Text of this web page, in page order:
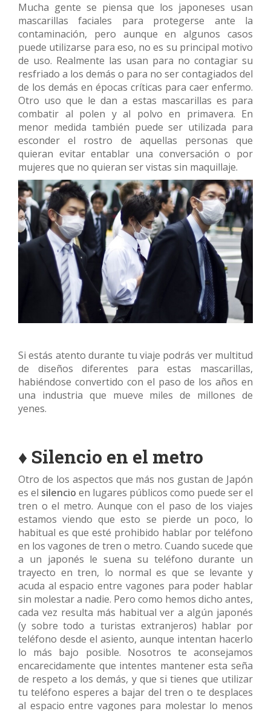
Mucha gente se piensa que los japoneses usan
mascarillas faciales para protegerse ante la
contaminación, pero aunque en algunos casos
puede utilizarse para eso, no es su principal motivo
de uso. Realmente las usan para no contagiar su
resfriado a los demás o para no ser contagiados del
de los demás en épocas críticas para caer enfermo.
Otro uso que le dan a estas mascarillas es para
combatir al polen y al polvo en primavera. En
menor medida también puede ser utilizada para
esconder el rostro de aquellas personas que
quieran evitar entablar una conversación o por
mujeres que no quieran ser vistas sin maquillaje.
Si estás atento durante tu viaje podrás ver multitud
de diseños diferentes para estas mascarillas,
habiéndose convertido con el paso de los años en
una industria que mueve miles de millones de
yenes.
♦ Silencio en el metro
Otro de los aspectos que más nos gustan de Japón
es el silencio en lugares públicos como puede ser el
tren o el metro. Aunque con el paso de los viajes
estamos viendo que esto se pierde un poco, lo
habitual es que esté prohibido hablar por teléfono
en los vagones de tren o metro. Cuando sucede que
a un japonés le suena su teléfono durante un
trayecto en tren, lo normal es que se levante y
acuda al espacio entre vagones para poder hablar
sin molestar a nadie. Pero como hemos dicho antes,
cada vez resulta más habitual ver a algún japonés
(y sobre todo a turistas extranjeros) hablar por
teléfono desde el asiento, aunque intentan hacerlo
lo más bajo posible. Nosotros te aconsejamos
encarecidamente que intentes mantener esta seña
de respeto a los demás, y que si tienes que utilizar
tu teléfono esperes a bajar del tren o te desplaces
al espacio entre vagones para molestar lo menos